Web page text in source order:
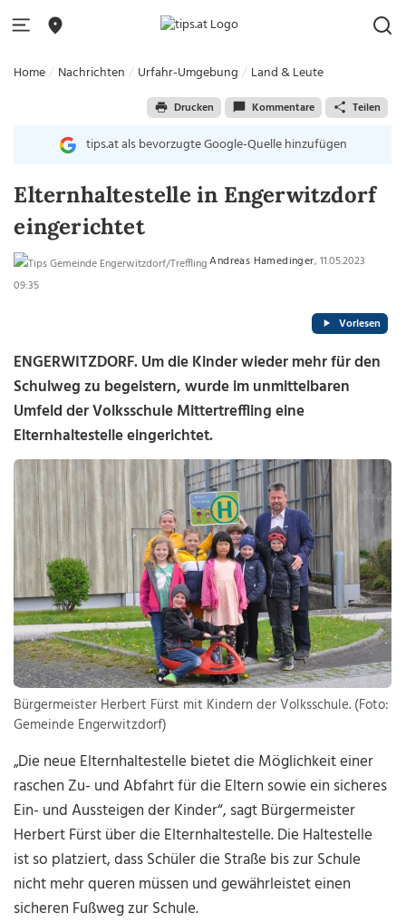
Home Nachrichten Urfahr-Umgebung Land & Leute
Drucken Kommentare Teilen
tips.at als bevorzugte Google-Quelle hinzufügen
Elternhaltestelle in Engerwitzdorf
eingerichtet
Andreas Hamedinger, 11.05.2023
09:35
Vorlesen
ENGERWITZDORF. Um die Kinder wieder mehr für den
Schulweg zu begeistern, wurde im unmittelbaren
Umfeld der Volksschule Mittertreffling eine
Elternhaltestelle eingerichtet.
Bürgermeister Herbert Fürst mit Kindern der Volksschule. (Foto:
Gemeinde Engerwitzdorf)
„Die neue Elternhaltestelle bietet die Möglichkeit einer
raschen Zu- und Abfahrt für die Eltern sowie ein sicheres
Ein- und Aussteigen der Kinder“, sagt Bürgermeister
Herbert Fürst über die Elternhaltestelle. Die Haltestelle
ist so platziert, dass Schüler die Straße bis zur Schule
nicht mehr queren müssen und gewährleistet einen
sicheren Fußweg zur Schule.